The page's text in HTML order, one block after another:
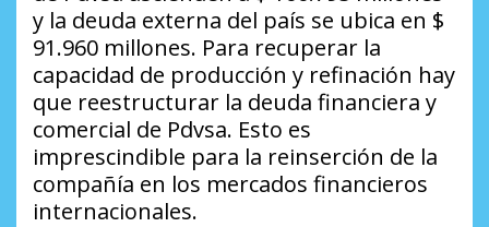
y la deuda externa del país se ubica en $
91.960 millones. Para recuperar la
capacidad de producción y refinación hay
que reestructurar la deuda financiera y
comercial de Pdvsa. Esto es
imprescindible para la reinserción de la
compañía en los mercados financieros
internacionales.